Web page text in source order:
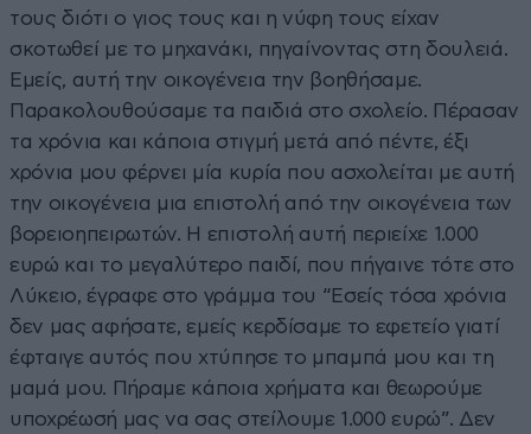
τους διότι ο γιος τους και η νύφη τους είχαν
σκοτωθεί με το μηχανάκι, πηγαίνοντας στη δουλειά.
Εμείς, αυτή την οικογένεια την βοηθήσαμε.
Παρακολουθούσαμε τα παιδιά στο σχολείο. Πέρασαν
τα χρόνια και κάποια στιγμή μετά από πέντε, έξι
χρόνια μου φέρνει μία κυρία που ασχολείται με αυτή
την οικογένεια μια επιστολή από την οικογένεια των
βορειοηπειρωτών. Η επιστολή αυτή περιείχε 1.000
ευρώ και το μεγαλύτερο παιδί, που πήγαινε τότε στο
Λύκειο, έγραφε στο γράμμα του “Εσείς τόσα χρόνια
δεν μας αφήσατε, εμείς κερδίσαμε το εφετείο γιατί
έφταιγε αυτός που χτύπησε το μπαμπά μου και τη
μαμά μου. Πήραμε κάποια χρήματα και θεωρούμε
υποχρέωσή μας να σας στείλουμε 1.000 ευρώ”. Δεν